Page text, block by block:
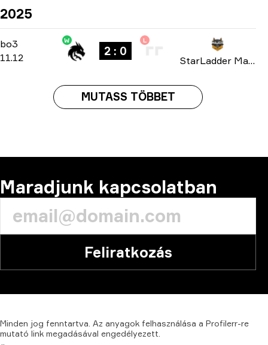
2025
bo3 -bo3
11.12
W
2 : 0
L
StarLadder Major: Budapest 2025
MUTASS TÖBBET
Maradjunk kapcsolatban
Feliratkozás
Minden jog fenntartva. Az anyagok felhasználása a Profilerr-re
mutató link megadásával engedélyezett.